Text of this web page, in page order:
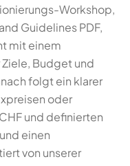
Workshop,
Guidelines PDF,
mit einem
Budget und
folgt ein klarer
oder
und definierten
einen
von unserer